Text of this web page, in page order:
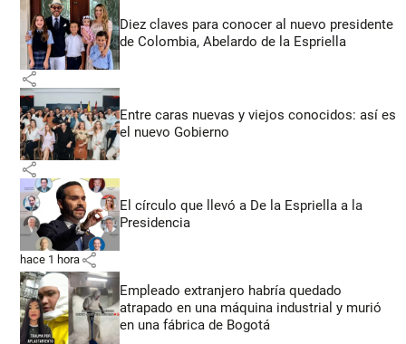
Diez claves para conocer al nuevo presidente
de Colombia, Abelardo de la Espriella
share
Entre caras nuevas y viejos conocidos: así es
el nuevo Gobierno
share
El círculo que llevó a De la Espriella a la
Presidencia
hace 1 hora share
Empleado extranjero habría quedado
atrapado en una máquina industrial y murió
en una fábrica de Bogotá